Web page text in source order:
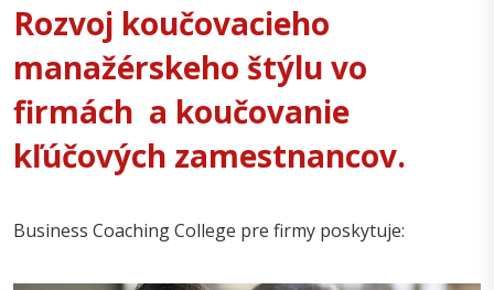
Rozvoj koučovacieho
manažérskeho štýlu vo
firmách a koučovanie
kľúčových zamestnancov.
Business Coaching College pre firmy poskytuje: